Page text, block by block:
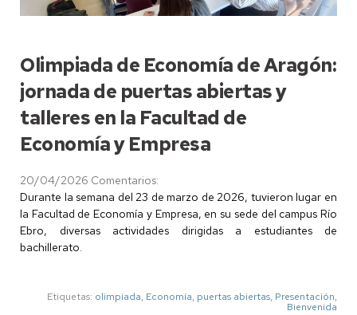
Olimpiada de Economía de Aragón:
jornada de puertas abiertas y
talleres en la Facultad de
Economía y Empresa
20/04/2026 Comentarios:
Durante la semana del 23 de marzo de 2026, tuvieron lugar en
la Facultad de Economía y Empresa, en su sede del campus Río
Ebro, diversas actividades dirigidas a estudiantes de
bachillerato.
Etiquetas: olimpiada, Economía, puertas abiertas, Presentación,
Bienvenida